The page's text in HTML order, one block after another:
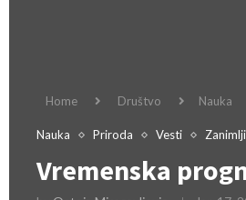
Home Društvo Nauka
Nauka Priroda Vesti
Vremenska